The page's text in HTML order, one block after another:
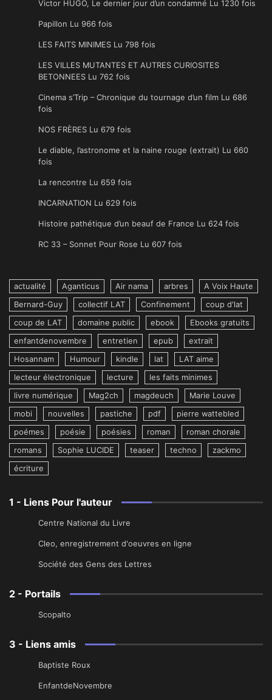
Victor HUGO, Le dernier jour d’un condamné Lu 1230 fois
Papillon Lu 966 fois
LES FAITS MINIMES Lu 798 fois
LES VILLES MUTANTES ET AUTRES CURIOSITES
BETONNEES Lu 762 fois
Cinema s’Trip – Chronique du tournage d’un film Lu 686
fois
NOS FRÈRES Lu 679 fois
Le diable, l’astronome et la naine rouge (extrait) Lu 660
fois
La rencontre Lu 659 fois
INCARNATION Lu 629 fois
Histoire pathétique d’un beauf de France Lu 624 fois
RC 33 – Sonnet Pour Rose Lu 607 fois
actualité Aganticus Air nama arbres
A Voix Haute
Bernard-Guy
collectif LAT Confinement
coup d'lat
coup de LAT
domaine public ebook
Ebooks gratuits
enfantdenovembre
entretien epub
extrait
Hosannam
Humour kindle lat
LAT aime
lecteur électronique
lecture
les faits minimes
livre numérique
Mag2ch magdeuch
Marie Louve
mobi
nouvelles pastiche pdf
pierre wattebled
poémes
poésie poésies roman
roman chorale
romans
Sophie LUCIDE teaser techno
zackmo
écriture
1 - Liens Pour l'auteur
Centre National du Livre
Cleo, enregistrement d'oeuvres en ligne
Société des Gens des Lettres
2 - Portails
Scopalto
3 - Liens amis
Baptiste Roux
EnfantdeNovembre